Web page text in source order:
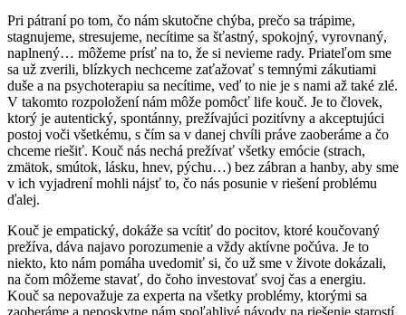
Pri pátraní po tom, čo nám skutočne chýba, prečo sa trápime,
stagnujeme, stresujeme, necítime sa šťastný, spokojný, vyrovnaný,
naplnený… môžeme prísť na to, že si nevieme rady. Priateľom sme
sa už zverili, blízkych nechceme zaťažovať s temnými zákutiami
duše a na psychoterapiu sa necítime, veď to nie je s nami až také zlé.
V takomto rozpoložení nám môže pomôcť life kouč. Je to človek,
ktorý je autentický, spontánny, prežívajúci pozitívny a akceptujúci
postoj voči všetkému, s čím sa v danej chvíli práve zaoberáme a čo
chceme riešiť. Kouč nás nechá prežívať všetky emócie (strach,
zmätok, smútok, lásku, hnev, pýchu…) bez zábran a hanby, aby sme
v ich vyjadrení mohli nájsť to, čo nás posunie v riešení problému
ďalej.
Kouč je empatický, dokáže sa vcítiť do pocitov, ktoré koučovaný
prežíva, dáva najavo porozumenie a vždy aktívne počúva. Je to
niekto, kto nám pomáha uvedomiť si, čo už sme v živote dokázali,
na čom môžeme stavať, do čoho investovať svoj čas a energiu.
Kouč sa nepovažuje za experta na všetky problémy, ktorými sa
zaoberáme a neposkytne nám spoľahlivé návody na riešenie starostí.